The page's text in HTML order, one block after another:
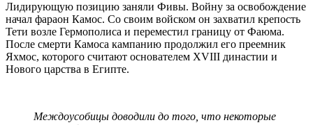
Лидирующую позицию заняли Фивы. Войну за освобождение
начал фараон Камос. Со своим войском он захватил крепость
Тети возле Гермополиса и переместил границу от Фаюма.
После смерти Камоса кампанию продолжил его преемник
Яхмос, которого считают основателем XVIII династии и
Нового царства в Египте.
Междоусобицы доводили до того, что некоторые